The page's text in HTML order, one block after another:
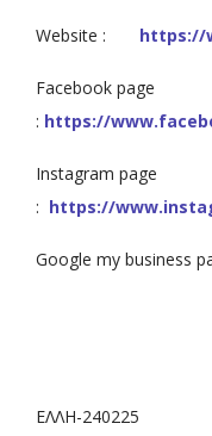
Website : https://
Facebook page
: https://
Instagram page
: https://
Google my business
ΕΛΛΗ-240225